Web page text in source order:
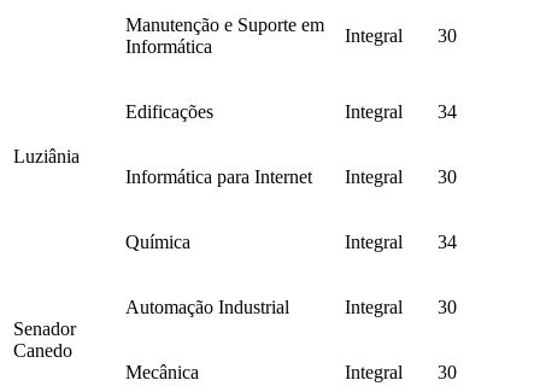
Manutenção e Suporte em
Informática
Integral 30
Luziânia
Edificações Integral 34
Informática para Internet Integral 30
Química Integral 34
Senador
Canedo
Automação Industrial Integral 30
Mecânica Integral 30